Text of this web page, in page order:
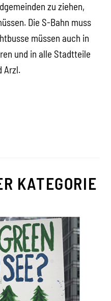
zu ziehen,
Die S-Bahn muss
müssen auch in
und in alle Stadtteile
Arzl.
KATEGORIE